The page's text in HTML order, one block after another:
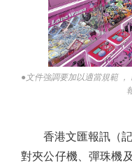
●文件強調要加以適當規範
香港文匯報訊（記
對夾公仔機、彈珠機